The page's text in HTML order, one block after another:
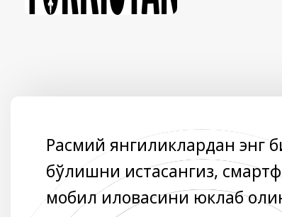
Расмий янгиликлардан энг
бўлишни истасангиз,
мобил иловасини юклаб